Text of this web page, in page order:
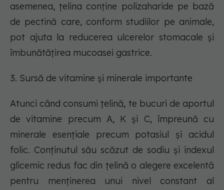
asemenea, țelina conține polizaharide pe bază
de pectină care, conform studiilor pe animale,
pot ajuta la reducerea ulcerelor stomacale și
îmbunătățirea mucoasei gastrice.
3. Sursă de vitamine și minerale importante
Atunci când consumi țelină, te bucuri de aportul
de vitamine precum A, K și C, împreună cu
minerale esențiale precum potasiul și acidul
folic. Conținutul său scăzut de sodiu și indexul
glicemic redus fac din țelină o alegere excelentă
pentru menținerea unui nivel constant al